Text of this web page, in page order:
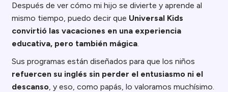
Después de ver cómo mi hijo se divierte y aprende al
mismo tiempo, puedo decir que Universal Kids
convirtió las vacaciones en una experiencia
educativa, pero también mágica.
Sus programas están diseñados para que los niños
refuercen su inglés sin perder el entusiasmo ni el
descanso, y eso, como papás, lo valoramos muchísimo.